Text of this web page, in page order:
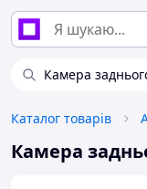
Камера
Каталог товарів
Камера